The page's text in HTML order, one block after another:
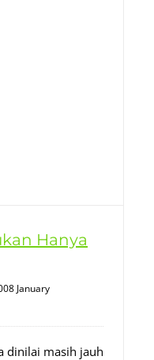
Hanya
8 January
dinilai masih jauh